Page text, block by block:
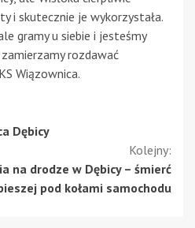
i skutecznie je wykorzystała.
gramy u siebie i jesteśmy
rozdawać
Wiązownica.
Dębicy
Kolejny:
na drodze w Dębicy – śmierć
pod kołami samochodu